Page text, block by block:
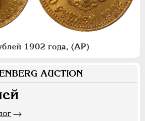
1902 года, (АР)
AUCTION